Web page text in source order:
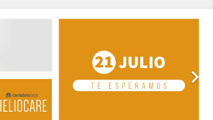

Siguiente